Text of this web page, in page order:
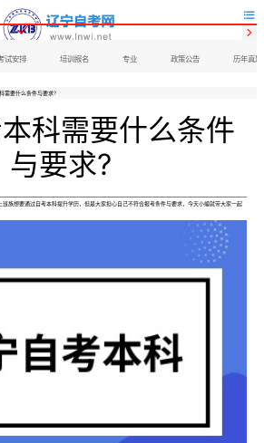

试安排 培训报名 专业 政策公告 历年真题

需要什么条件与要求?
科需要什么条件
与要求?
班族想要通过自考本科提升学历，但是大家担心自己不符合报考条件与要求，今天小编就带大家一起